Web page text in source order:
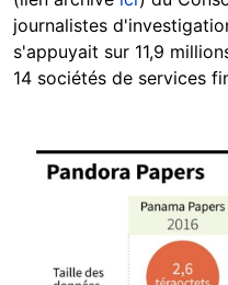
journalistes
s'appuyait sur 11,9
14 sociétés de services
Image